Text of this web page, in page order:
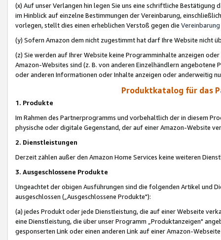
(x) Auf unser Verlangen hin legen Sie uns eine schriftliche
im Hinblick auf einzelne Bestimmungen der Vereinbarung,
vorlegen, stellt dies einen erheblichen Verstoß gegen die Vereinbarung
(y) Sofern Amazon dem nicht zugestimmt hat darf Ihre Website nicht
(z) Sie werden auf Ihrer Website keine Programminhalte anzeigen
Amazon-Websites sind (z. B. von anderen Einzelhändlern
oder anderen Informationen oder Inhalte anzeigen oder anderweitig
Produktkatalog für das
1. Produkte
Im Rahmen des Partnerprogramms und vorbehaltlich der in diesem
physische oder digitale Gegenstand, der auf einer Amazon-Website
2. Dienstleistungen
Derzeit zählen außer den Amazon Home Services keine weiteren
3. Ausgeschlossene Produkte
Ungeachtet der obigen Ausführungen sind die folgenden Artikel und
ausgeschlossen („Ausgeschlossene Produkte"):
(a) jedes Produkt oder jede Dienstleistung, die auf einer Webseite
eine Dienstleistung, die über unser Programm „Produktanzeigen"
gesponserten Link oder einen anderen Link auf einer Amazon-